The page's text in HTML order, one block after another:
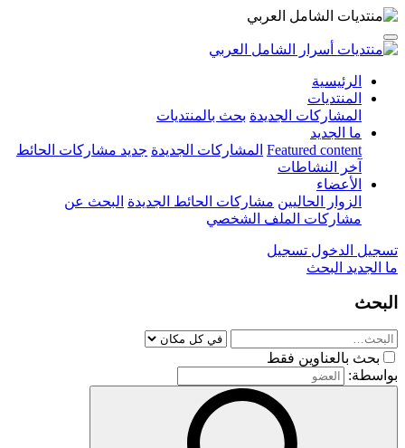
الرئيسية
المنتديات
المشاركات الجديدة بحث بالمنتديات
ما الجديد
Featured content المشاركات الجديدة جديد مشاركات الحائط
آخر النشاطات
الأعضاء
الزوار الحاليين مشاركات الحائط الجديدة البحث عن
مشاركات الملف الشخصي
تسجيل الدخول تسجيل
ما الجديد البحث
البحث
بحث بالعناوين فقط
بواسطة: